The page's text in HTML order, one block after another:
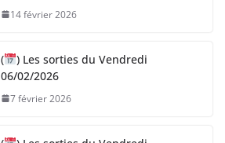
14 février 2026
(
) Les sorties du Vendredi
06/02/2026
7 février 2026